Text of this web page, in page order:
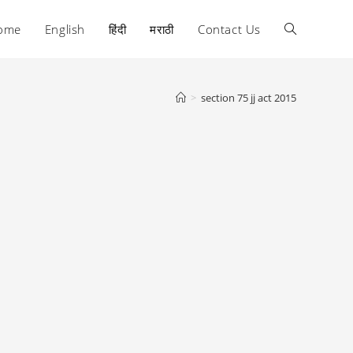
English हिंदी मराठी Contact Us Toggle
> section 75 jj act 2015